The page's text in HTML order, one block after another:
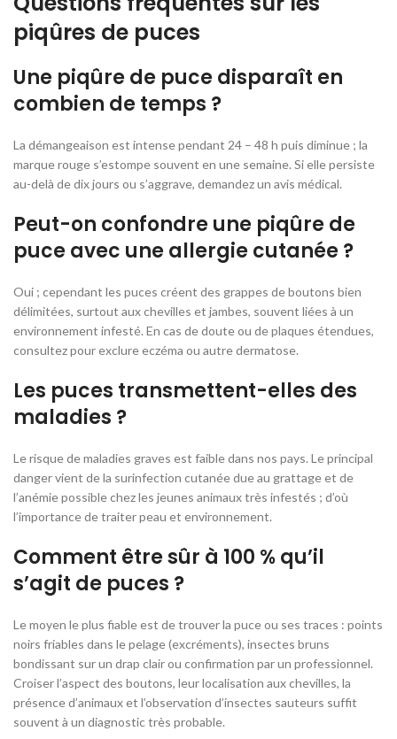
piqûres de puces
Une piqûre de puce disparaît en
combien de temps ?
La démangeaison est intense pendant 24 – 48 h puis diminue ; la
marque rouge s’estompe souvent en une semaine. Si elle persiste
au-delà de dix jours ou s’aggrave, demandez un avis médical.
Peut-on confondre une piqûre de
puce avec une allergie cutanée ?
Oui ; cependant les puces créent des grappes de boutons bien
délimitées, surtout aux chevilles et jambes, souvent liées à un
environnement infesté. En cas de doute ou de plaques étendues,
consultez pour exclure eczéma ou autre dermatose.
Les puces transmettent-elles des
maladies ?
Le risque de maladies graves est faible dans nos pays. Le principal
danger vient de la surinfection cutanée due au grattage et de
l’anémie possible chez les jeunes animaux très infestés ; d’où
l’importance de traiter peau et environnement.
Comment être sûr à 100 % qu’il
s’agit de puces ?
Le moyen le plus fiable est de trouver la puce ou ses traces : points
noirs friables dans le pelage (excréments), insectes bruns
bondissant sur un drap clair ou confirmation par un professionnel.
Croiser l’aspect des boutons, leur localisation aux chevilles, la
présence d’animaux et l’observation d’insectes sauteurs suffit
souvent à un diagnostic très probable.